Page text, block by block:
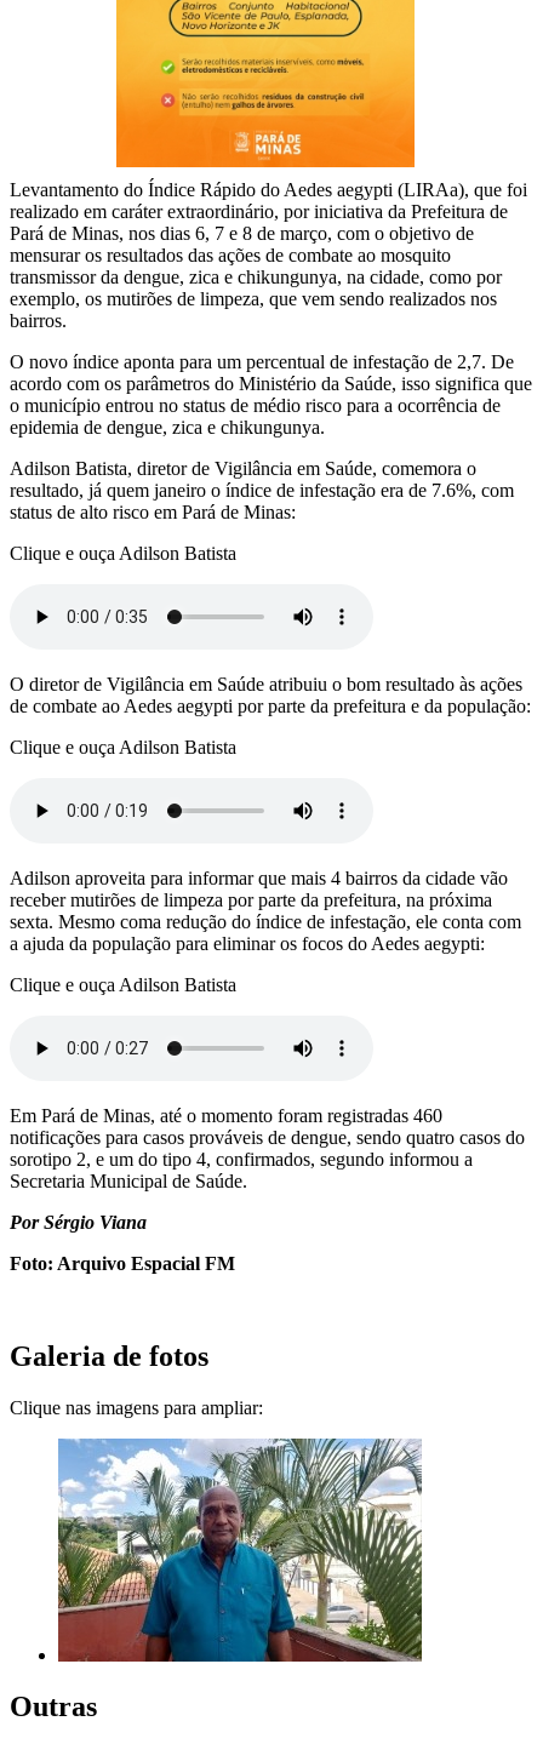
Levantamento do Índice Rápido do Aedes aegypti (LIRAa), que foi
realizado em caráter extraordinário, por iniciativa da Prefeitura de
Pará de Minas, nos dias 6, 7 e 8 de março, com o objetivo de
mensurar os resultados das ações de combate ao mosquito
transmissor da dengue, zica e chikungunya, na cidade, como por
exemplo, os mutirões de limpeza, que vem sendo realizados nos
bairros.
O novo índice aponta para um percentual de infestação de 2,7. De
acordo com os parâmetros do Ministério da Saúde, isso significa que
o município entrou no status de médio risco para a ocorrência de
epidemia de dengue, zica e chikungunya.
Adilson Batista, diretor de Vigilância em Saúde, comemora o
resultado, já quem janeiro o índice de infestação era de 7.6%, com
status de alto risco em Pará de Minas:
Clique e ouça Adilson Batista
O diretor de Vigilância em Saúde atribuiu o bom resultado às ações
de combate ao Aedes aegypti por parte da prefeitura e da população:
Clique e ouça Adilson Batista
Adilson aproveita para informar que mais 4 bairros da cidade vão
receber mutirões de limpeza por parte da prefeitura, na próxima
sexta. Mesmo coma redução do índice de infestação, ele conta com
a ajuda da população para eliminar os focos do Aedes aegypti:
Clique e ouça Adilson Batista
Em Pará de Minas, até o momento foram registradas 460
notificações para casos prováveis de dengue, sendo quatro casos do
sorotipo 2, e um do tipo 4, confirmados, segundo informou a
Secretaria Municipal de Saúde.
Por Sérgio Viana
Foto: Arquivo Espacial FM
Galeria de fotos
Clique nas imagens para ampliar:
Outras